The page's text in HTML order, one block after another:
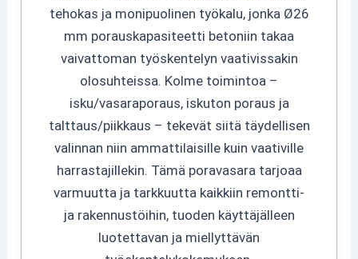
tehokas ja monipuolinen työkalu, jonka Ø26
mm porauskapasiteetti betoniin takaa
vaivattoman työskentelyn vaativissakin
olosuhteissa. Kolme toimintoa –
isku/vasaraporaus, iskuton poraus ja
talttaus/piikkaus – tekevät siitä täydellisen
valinnan niin ammattilaisille kuin vaativille
harrastajillekin. Tämä poravasara tarjoaa
varmuutta ja tarkkuutta kaikkiin remontti-
ja rakennustöihin, tuoden käyttäjälleen
luotettavan ja miellyttävän